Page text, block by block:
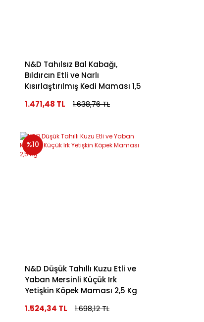
N&D Tahılsız Bal Kabağı,
Bıldırcın Etli ve Narlı
Kısırlaştırılmış Kedi Maması 1,5
1.471,48 TL 1.638,76 TL
%10
N&D Düşük Tahıllı Kuzu Etli ve
Yaban Mersinli Küçük Irk
Yetişkin Köpek Maması 2,5 Kg
1.524,34 TL
1.698,12 TL